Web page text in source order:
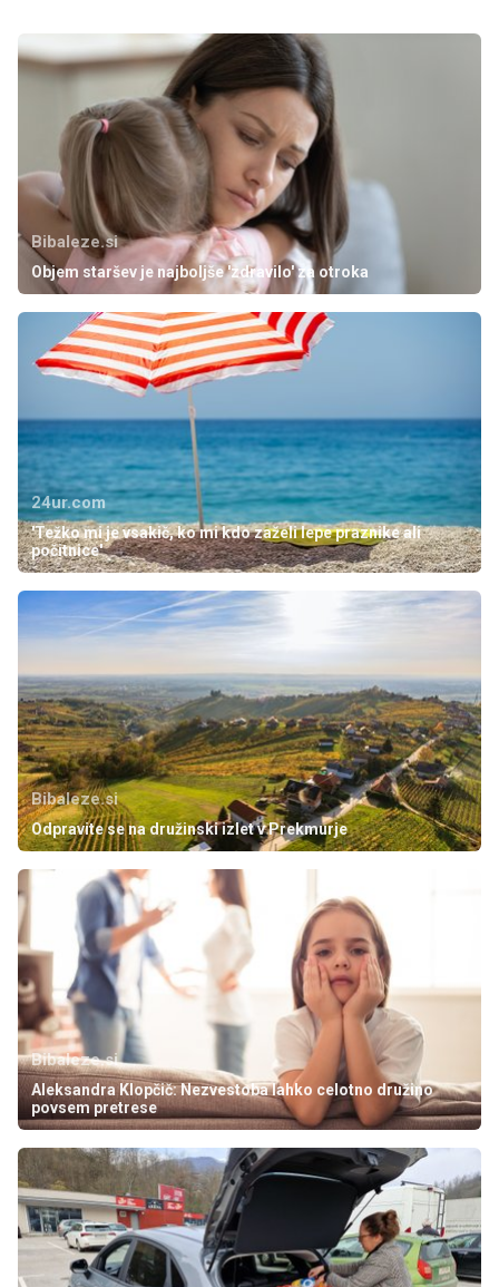
Bibaleze.si
Objem staršev je najboljše 'zdravilo' za otroka
24ur.com
'Težko mi je vsakič, ko mi kdo zaželi lepe praznike ali
počitnice'
Bibaleze.si
Odpravite se na družinski izlet v Prekmurje
Bibaleze.si
Aleksandra Klopčič: Nezvestoba lahko celotno družino
povsem pretrese